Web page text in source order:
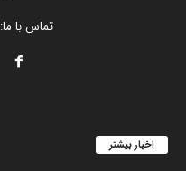
تماس با ما:
اخبار بیشتر